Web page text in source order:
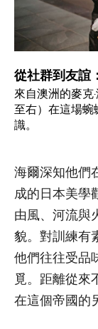
從社群到友誼：
來自澳洲的麥克
至右）在這場蜿
識。
海爾深知他們
成的日本美學
由風、河流與
貌。對訓練
他們往往受品
覓。距離從來
在這個帝國的